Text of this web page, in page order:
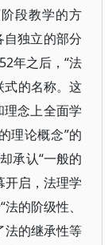
段教学的方
独立的部分
年之后，“法
式的名称。这
念上全面学
理论概念”的
承认“一般的
开启，法理学
的阶级性、
法的继承性等